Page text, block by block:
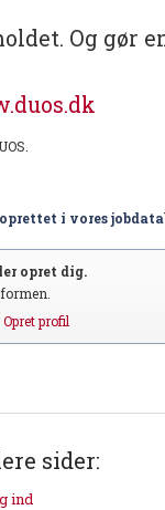
Og gør
i vores
opret dig.
Opret profil
sider:
ind